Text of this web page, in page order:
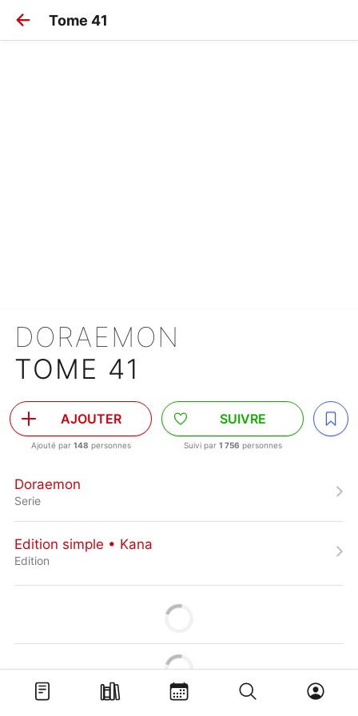
Tome 41
DORAEMON
TOME 41
AJOUTER
Ajouté par 148 personnes
SUIVRE
Suivi par 1 756 personnes
Doraemon
Serie
Edition simple • Kana
Edition